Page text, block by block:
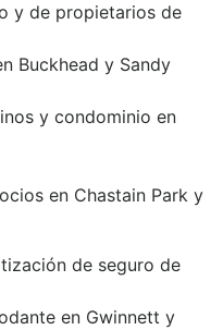
y de propietarios de
Buckhead y Sandy
y condominio en
en Chastain Park y
de seguro de
en Gwinnett y